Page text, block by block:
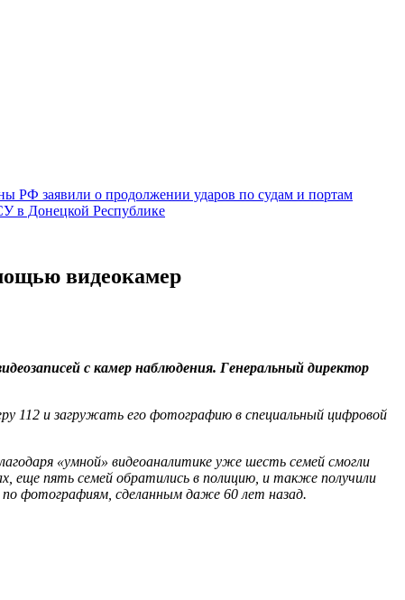
РФ заявили о продолжении ударов по судам и портам
в Донецкой Республике
видеокамер
с камер наблюдения. Генеральный директор
112 и загружать его фотографию в специальный цифровой
«умной» видеоаналитике уже шесть семей смогли
еще пять семей обратились в полицию, и также получили
фотографиям, сделанным даже 60 лет назад.